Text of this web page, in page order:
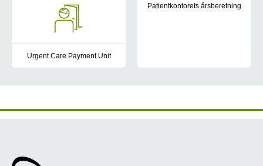
Urgent Care Payment Unit
Patientkontorets årsberetning